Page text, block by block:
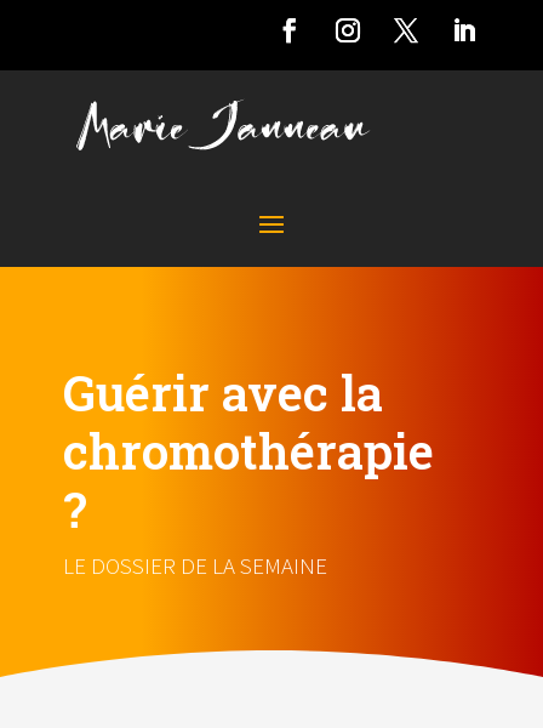
Guérir avec la
chromothérapie
?
LE DOSSIER DE LA SEMAINE